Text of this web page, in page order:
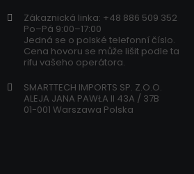
Zákaznická linka: +48 886 509 352
Po–Pá 9:00–17:00
Jedná se o polské telefonní číslo.
Cena hovoru se může lišit podle ta
rifu vašeho operátora.
SMARTTECH IMPORTS SP. Z.O.O.
ALEJA JANA PAWŁA II 43A / 37B
01-001 Warszawa Polska